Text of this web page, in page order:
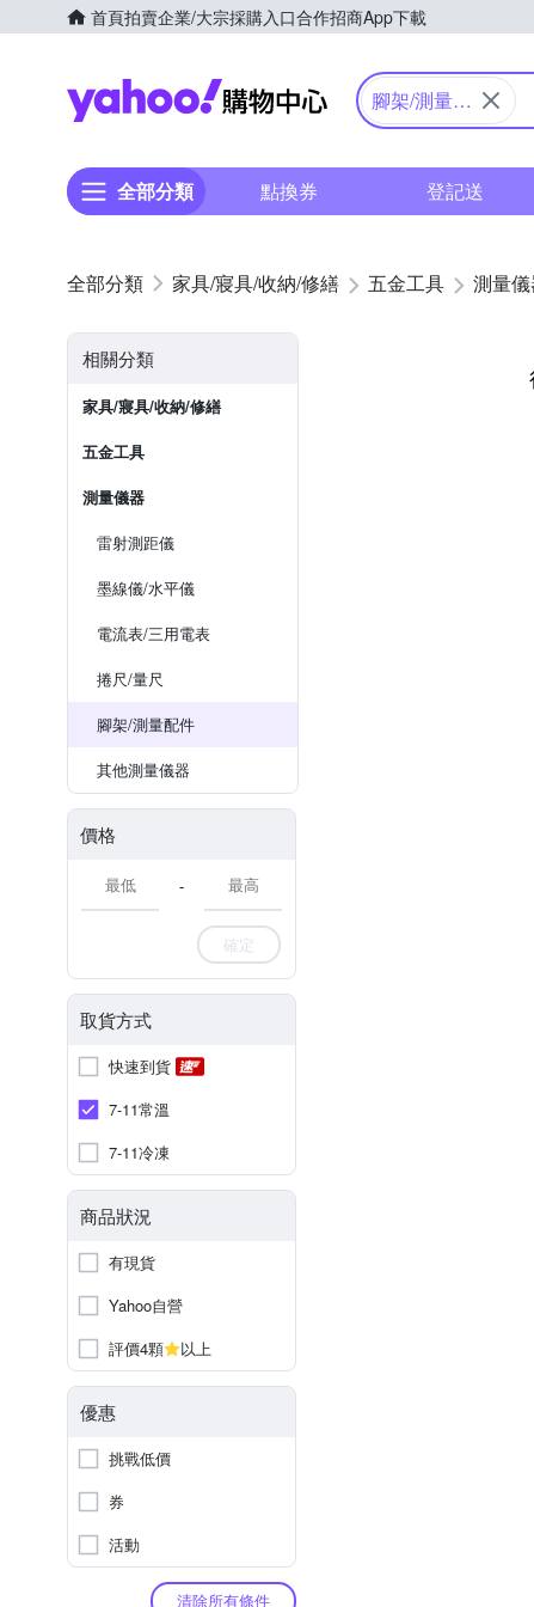
首頁拍賣企業/大宗採購入口合作招商App下載
Yahoo購物中心
腳架/測量配
全部分類 點換券 登記送
家具/寢具/收納/修繕 五金工具 測量
相關分類
家具/寢具/收納/修繕
五金工具
測量儀器
雷射測距儀
墨線儀/水平儀
電流表/三用電表
捲尺/量尺
腳架/測量配件
其他測量儀器
價格
-
確定
取貨方式
快速到貨
7-11常溫
7-11冷凍
商品狀況
有現貨
Yahoo自營
評價4顆
以上
優惠
挑戰低價
券
活動
清除所有條件